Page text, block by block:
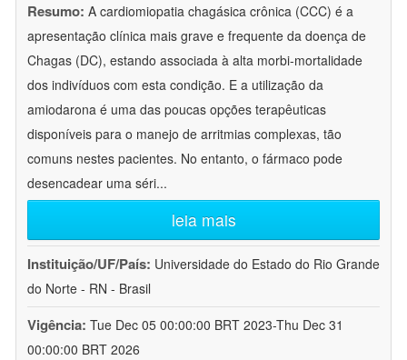
Resumo: A cardiomiopatia chagásica crônica (CCC) é a
apresentação clínica mais grave e frequente da doença de
Chagas (DC), estando associada à alta morbi-mortalidade
dos indivíduos com esta condição. E a utilização da
amiodarona é uma das poucas opções terapêuticas
disponíveis para o manejo de arritmias complexas, tão
comuns nestes pacientes. No entanto, o fármaco pode
desencadear uma séri...
leia mais
Instituição/UF/País: Universidade do Estado do Rio Grande
do Norte - RN - Brasil
Vigência: Tue Dec 05 00:00:00 BRT 2023-Thu Dec 31
00:00:00 BRT 2026